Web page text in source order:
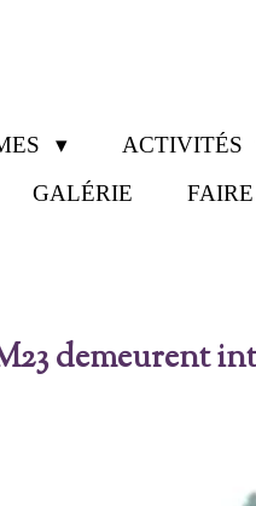
ACTIVITÉS
GALÉRIE
demeurent